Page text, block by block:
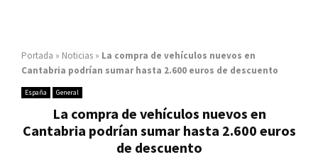
Portada » Noticias » La compra de vehículos nuevos en
Cantabria podrían sumar hasta 2.600 euros de descuento
España General
La compra de vehículos nuevos en
Cantabria podrían sumar hasta 2.600 euros
de descuento